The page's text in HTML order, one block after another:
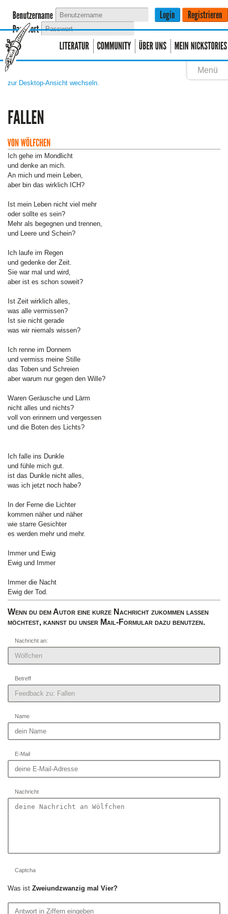
Menü
zur Desktop-Ansicht wechseln.
Ich gehe im Mondlicht
und denke an mich.
An mich und mein Leben,
aber bin das wirklich ICH?
Ist mein Leben nicht viel mehr
oder sollte es sein?
Mehr als begegnen und trennen,
und Leere und Schein?
Ich laufe im Regen
und gedenke der Zeit.
Sie war mal und wird,
aber ist es schon soweit?
Ist Zeit wirklich alles,
was alle vermissen?
Ist sie nicht gerade
was wir niemals wissen?
Ich renne im Donnern
und vermiss meine Stille
das Toben und Schreien
aber warum nur gegen den Wille?
Waren Geräusche und Lärm
nicht alles und nichts?
voll von erinnern und vergessen
und die Boten des Lichts?
Ich falle ins Dunkle
und fühle mich gut.
ist das Dunkle nicht alles,
was ich jetzt noch habe?
In der Ferne die Lichter
kommen näher und näher
wie starre Gesichter
es werden mehr und mehr.
Immer und Ewig
Ewig und Immer
Immer die Nacht
Ewig der Tod.
Wenn du dem Autor eine kurze Nachricht zukommen lassen
möchtest, kannst du unser Mail-Formular dazu benutzen.
Nachricht an:
Betreff
Name
E-Mail
Nachricht
Captcha
Was ist Zweiundzwanzig mal Vier?